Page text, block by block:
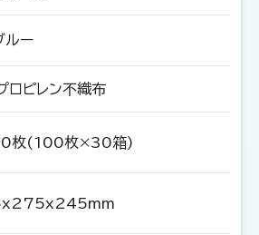
ルー
ロピレン不織布
枚(100枚×30箱)